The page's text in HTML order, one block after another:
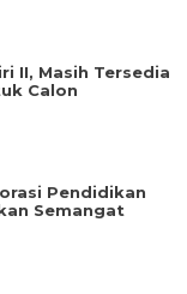
II, Masih Tersedia
Calon
Pendidikan
Semangat